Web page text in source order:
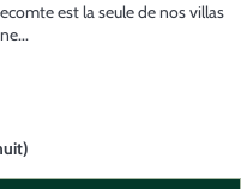
est la seule de nos villas